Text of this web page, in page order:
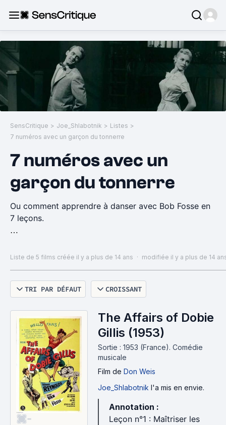
SensCritique > Joe_Shlabotnik > Listes >
7 numéros avec un garçon du tonnerre
7 numéros avec un
garçon du tonnerre
Ou comment apprendre à danser avec Bob Fosse en
7 leçons.
---
Dans la même série :
Une quinzaine de numéros en plein air du tonnerre :
http://bit.ly/1iaL6Sc
20 numéros avec une mélodie du tonnerre
évidemment signée Cole Porter : http://bit.ly/1cJnVqE
10 numéros de groupe du tonnerre :
http://bit.ly/1biQCcV
Liste de 5 films créée il y a plus de 14 ans · modifiée il y a plus de 14
TRI PAR DÉFAUT CROISSANT
-
The Affairs of Dobie
Gillis (1953)
Sortie : 1953 (France). Comédie
musicale
Film de Don Weis
Joe_Shlabotnik l'a mis en envie.
Annotation :
Leçon n°1 : Maîtriser les